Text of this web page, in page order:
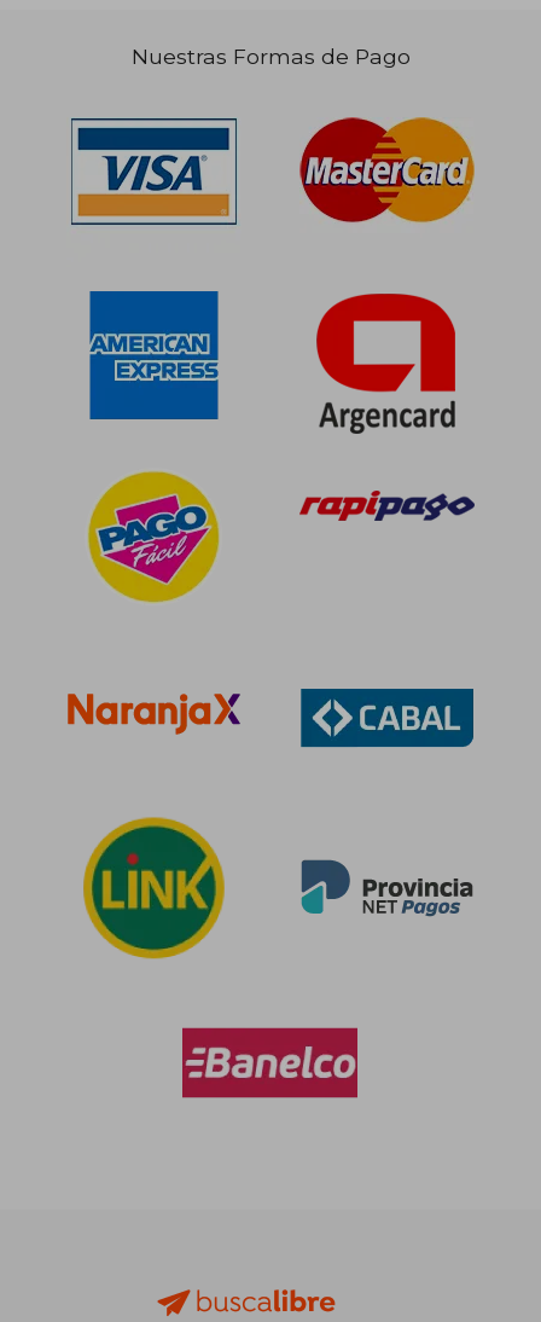
$ 22.485 dcto.
10%
dcto.
$ 18.120
$ 16.308 dcto.
$ 41.892
Nuestras Formas de Pago